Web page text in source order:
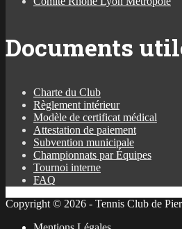
Documents
Charte du Club
Règlement intérieur
Modèle de certificat médical
Attestation de paiement
Subvention municipale
Championnats par Équipes
Tournoi interne
FAQ
Copyright © 2026 - Tennis Club de